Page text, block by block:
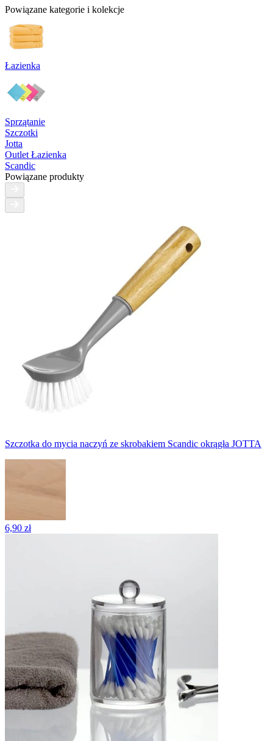
Powiązane kategorie i kolekcje
Łazienka
Sprzątanie
Szczotki
Jotta
Outlet Łazienka
Scandic
Powiązane produkty
Szczotka do mycia naczyń ze skrobakiem Scandic okrągła JOTTA
6,90 zł